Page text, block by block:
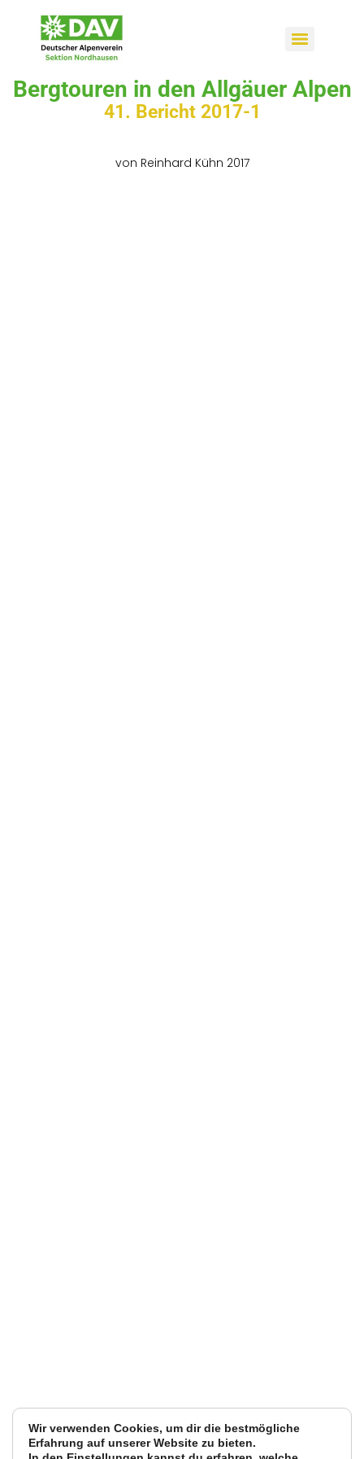
Bergtouren in den Allgäuer Alpen
41. Bericht 2017-1
von Reinhard Kühn 2017
Wir verwenden Cookies, um dir die bestmögliche
Erfahrung auf unserer Website zu bieten.